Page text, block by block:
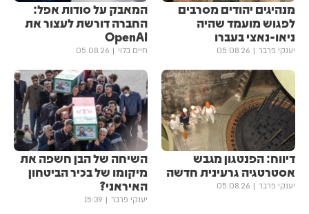
מנהיגים יהודים מסרבים
לפגוש מועמד שהיה
ניאו-נאצי בעברו
יענקי פרבר 05.08.26
המאבק על סודות אפל:
החברה דורשת לעצור את
OpenAI
חיים בלוי 05.08.26
דיווח: הפנטגון מגבש
אסטרטגיה גרעינית חדשה
יענקי פרבר 05.08.26
השיחה של הבן חשפה את
מיקומו של בכיר הביטחון
האיראני?
יענקי פרבר 15:39